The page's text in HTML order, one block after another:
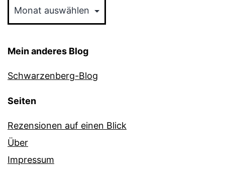
Mein anderes Blog
Schwarzenberg-Blog
Seiten
Rezensionen auf einen Blick
Über
Impressum